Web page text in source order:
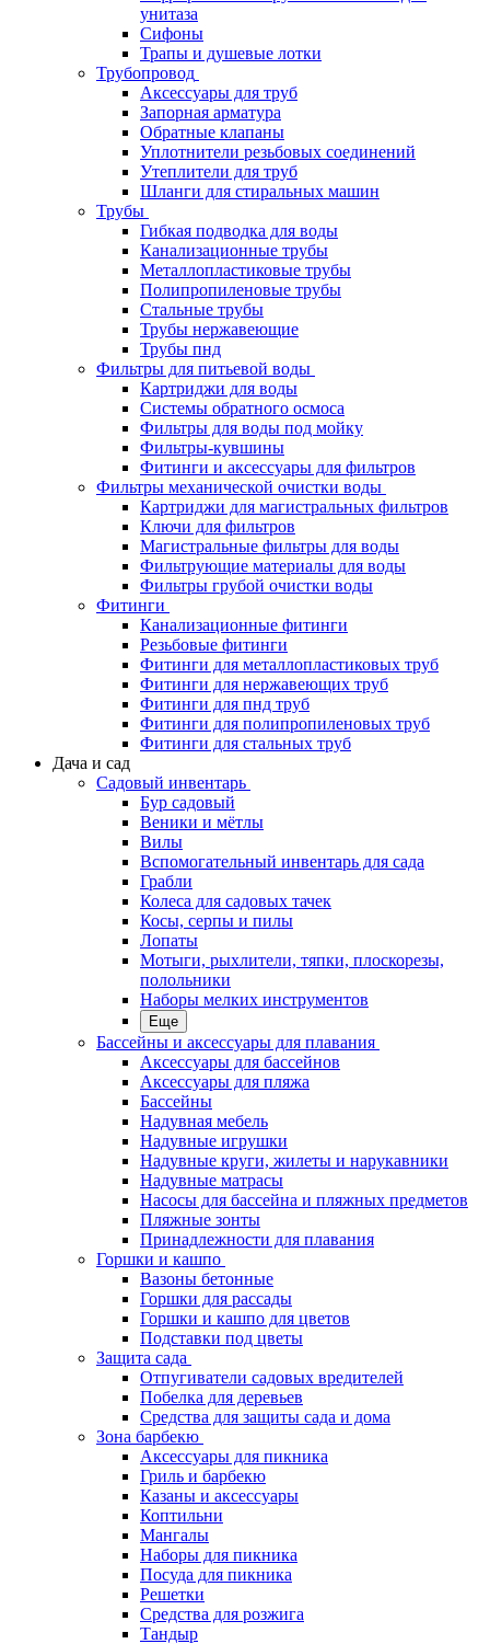
унитаза
Сифоны
Трапы и душевые лотки
Трубопровод
Аксессуары для труб
Запорная арматура
Обратные клапаны
Уплотнители резьбовых соединений
Утеплители для труб
Шланги для стиральных машин
Трубы
Гибкая подводка для воды
Канализационные трубы
Металлопластиковые трубы
Полипропиленовые трубы
Стальные трубы
Трубы нержавеющие
Трубы пнд
Фильтры для питьевой воды
Картриджи для воды
Системы обратного осмоса
Фильтры для воды под мойку
Фильтры-кувшины
Фитинги и аксессуары для фильтров
Фильтры механической очистки воды
Картриджи для магистральных фильтров
Ключи для фильтров
Магистральные фильтры для воды
Фильтрующие материалы для воды
Фильтры грубой очистки воды
Фитинги
Канализационные фитинги
Резьбовые фитинги
Фитинги для металлопластиковых труб
Фитинги для нержавеющих труб
Фитинги для пнд труб
Фитинги для полипропиленовых труб
Фитинги для стальных труб
Дача и сад
Садовый инвентарь
Бур садовый
Веники и мётлы
Вилы
Вспомогательный инвентарь для сада
Грабли
Колеса для садовых тачек
Косы, серпы и пилы
Лопаты
Мотыги, рыхлители, тяпки, плоскорезы,
полольники
Наборы мелких инструментов
Еще
Бассейны и аксессуары для плавания
Аксессуары для бассейнов
Аксессуары для пляжа
Бассейны
Надувная мебель
Надувные игрушки
Надувные круги, жилеты и нарукавники
Надувные матрасы
Насосы для бассейна и пляжных предметов
Пляжные зонты
Принадлежности для плавания
Горшки и кашпо
Вазоны бетонные
Горшки для рассады
Горшки и кашпо для цветов
Подставки под цветы
Защита сада
Отпугиватели садовых вредителей
Побелка для деревьев
Средства для защиты сада и дома
Зона барбекю
Аксессуары для пикника
Гриль и барбекю
Казаны и аксессуары
Коптильни
Мангалы
Наборы для пикника
Посуда для пикника
Решетки
Средства для розжига
Тандыр